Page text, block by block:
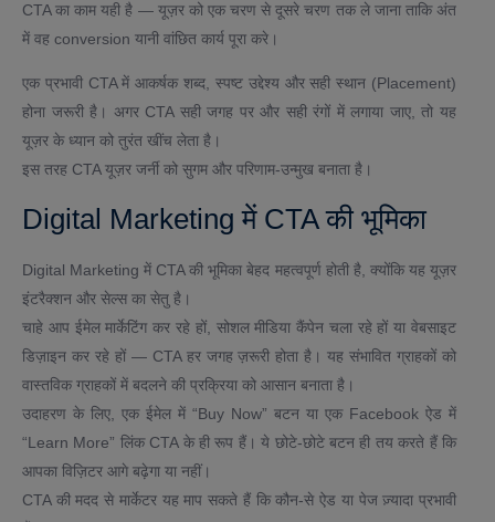
CTA का काम यही है — यूज़र को एक चरण से दूसरे चरण तक ले जाना ताकि अंत
में वह conversion यानी वांछित कार्य पूरा करे।
एक प्रभावी CTA में आकर्षक शब्द, स्पष्ट उद्देश्य और सही स्थान (Placement)
होना जरूरी है। अगर CTA सही जगह पर और सही रंगों में लगाया जाए, तो यह
यूज़र के ध्यान को तुरंत खींच लेता है।
इस तरह CTA यूज़र जर्नी को सुगम और परिणाम-उन्मुख बनाता है।
Digital Marketing में CTA की भूमिका
Digital Marketing में CTA की भूमिका बेहद महत्वपूर्ण होती है, क्योंकि यह यूज़र
इंटरैक्शन और सेल्स का सेतु है।
चाहे आप ईमेल मार्केटिंग कर रहे हों, सोशल मीडिया कैंपेन चला रहे हों या वेबसाइट
डिज़ाइन कर रहे हों — CTA हर जगह ज़रूरी होता है। यह संभावित ग्राहकों को
वास्तविक ग्राहकों में बदलने की प्रक्रिया को आसान बनाता है।
उदाहरण के लिए, एक ईमेल में “Buy Now” बटन या एक Facebook ऐड में
“Learn More” लिंक CTA के ही रूप हैं। ये छोटे-छोटे बटन ही तय करते हैं कि
आपका विज़िटर आगे बढ़ेगा या नहीं।
CTA की मदद से मार्केटर यह माप सकते हैं कि कौन-से ऐड या पेज ज़्यादा प्रभावी